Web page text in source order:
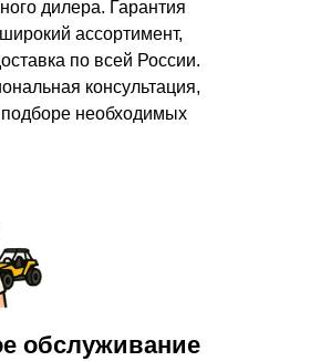
обслуживание
дилера. Гарантия
ассортимент,
по всей России.
консультация,
необходимых